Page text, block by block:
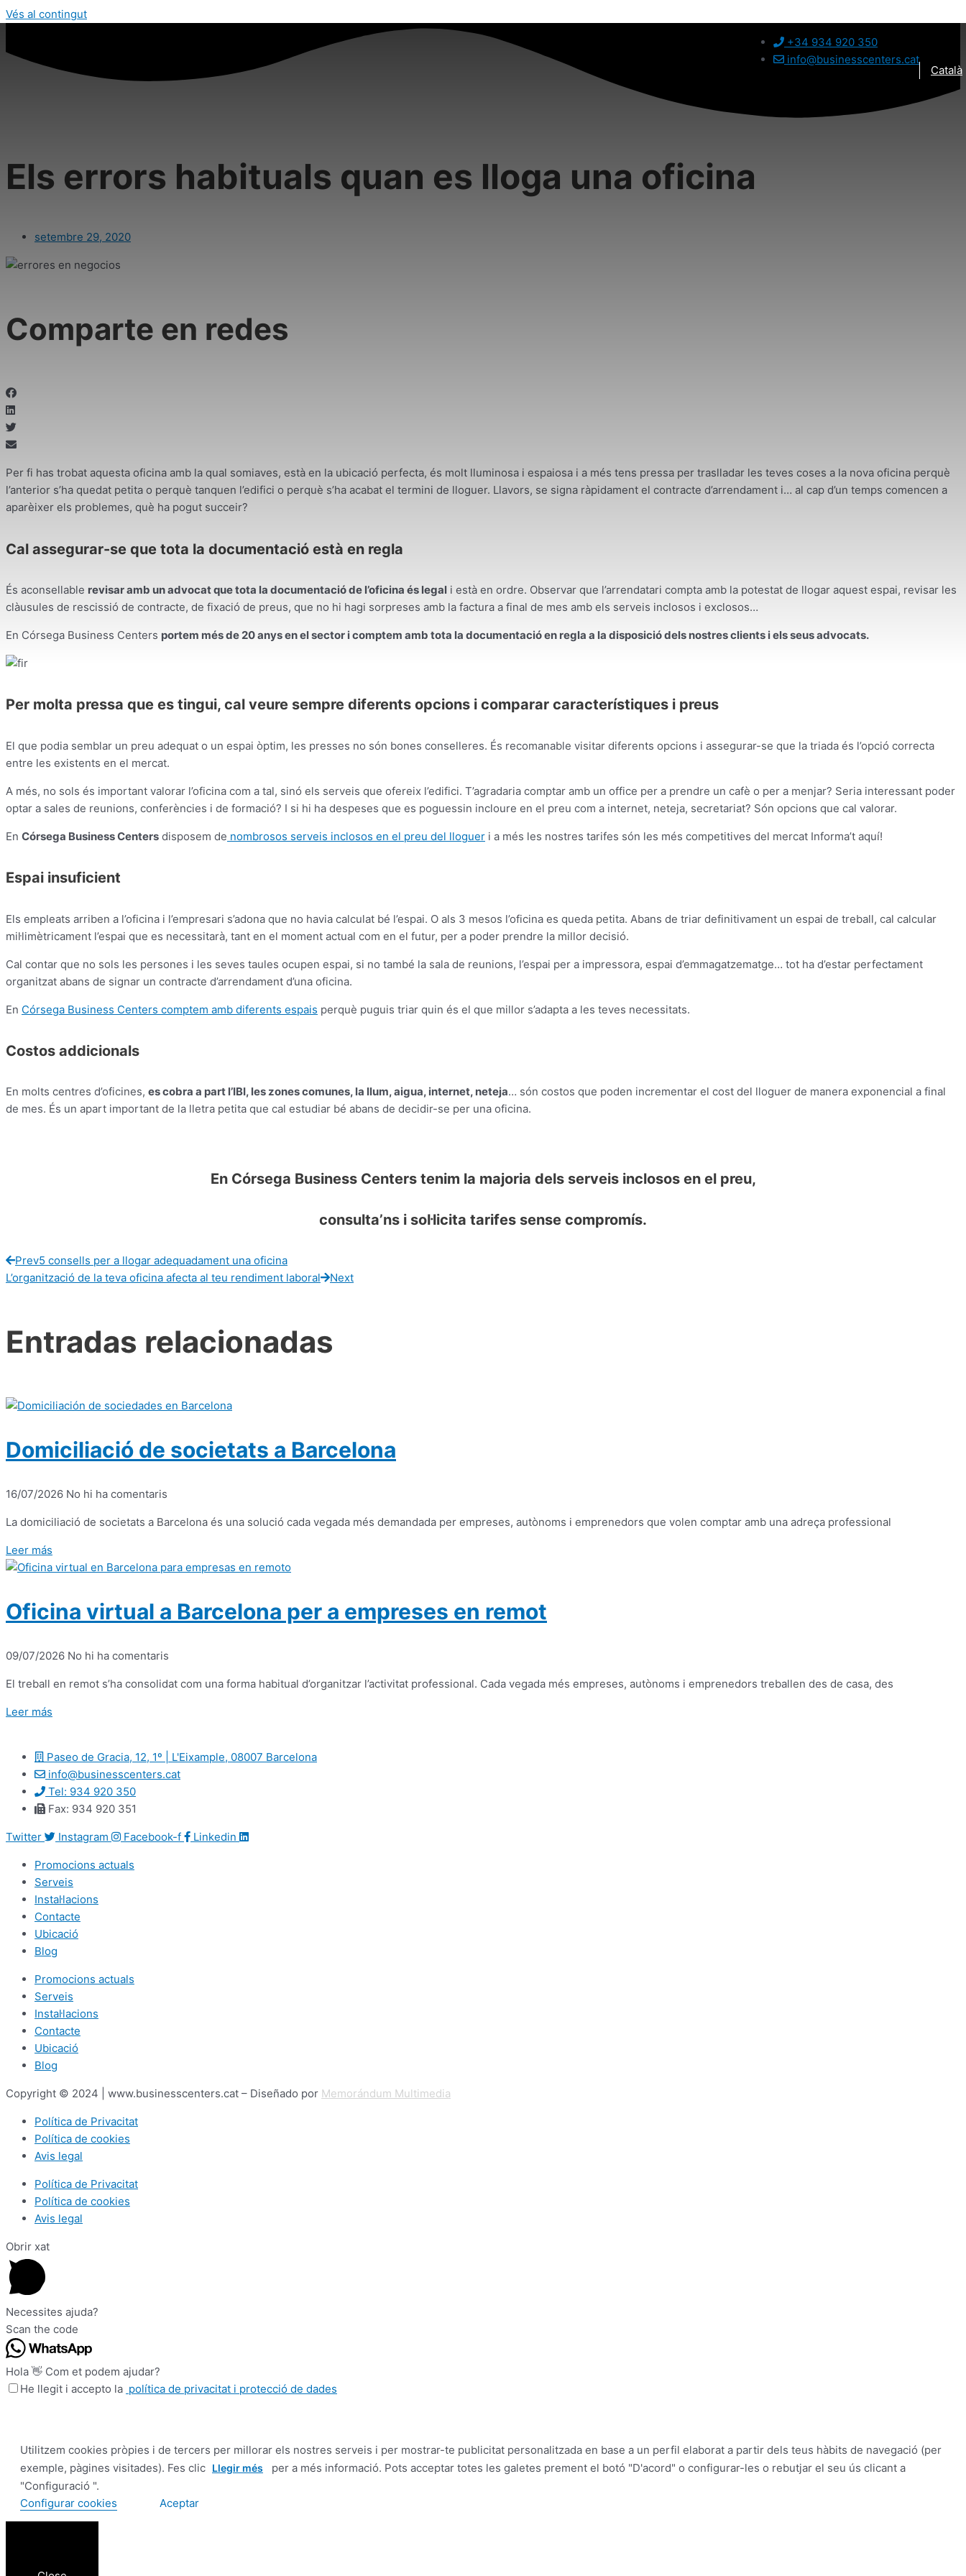
Vés al contingut
+34 934 920 350
info@businesscenters.cat
Català
Els errors habituals quan es lloga una oficina
setembre 29, 2020
Comparte en redes
Per fi has trobat aquesta oficina amb la qual somiaves, està en la ubicació perfecta, és molt lluminosa i espaiosa i a més tens pressa per traslladar les teves coses a la nova oficina perquè
l’anterior s’ha quedat petita o perquè tanquen l’edifici o perquè s’ha acabat el termini de lloguer. Llavors, se signa ràpidament el contracte d’arrendament i… al cap d’un temps comencen a
aparèixer els problemes, què ha pogut succeir?
Cal assegurar-se que tota la documentació està en regla
És aconsellable revisar amb un advocat que tota la documentació de l’oficina és legal i està en ordre. Observar que l’arrendatari compta amb la potestat de llogar aquest espai, revisar les
clàusules de rescissió de contracte, de fixació de preus, que no hi hagi sorpreses amb la factura a final de mes amb els serveis inclosos i exclosos…
En Córsega Business Centers portem més de 20 anys en el sector i comptem amb tota la documentació en regla a la disposició dels nostres clients i els seus advocats.
Per molta pressa que es tingui, cal veure sempre diferents opcions i comparar característiques i preus
El que podia semblar un preu adequat o un espai òptim, les presses no són bones conselleres. És recomanable visitar diferents opcions i assegurar-se que la triada és l’opció correcta
entre les existents en el mercat.
A més, no sols és important valorar l’oficina com a tal, sinó els serveis que ofereix l’edifici. T’agradaria comptar amb un office per a prendre un cafè o per a menjar? Seria interessant poder
optar a sales de reunions, conferències i de formació? I si hi ha despeses que es poguessin incloure en el preu com a internet, neteja, secretariat? Són opcions que cal valorar.
En Córsega Business Centers disposem de nombrosos serveis inclosos en el preu del lloguer i a més les nostres tarifes són les més competitives del mercat Informa’t aquí!
Espai insuficient
Els empleats arriben a l’oficina i l’empresari s’adona que no havia calculat bé l’espai. O als 3 mesos l’oficina es queda petita. Abans de triar definitivament un espai de treball, cal calcular
mil·limètricament l’espai que es necessitarà, tant en el moment actual com en el futur, per a poder prendre la millor decisió.
Cal contar que no sols les persones i les seves taules ocupen espai, si no també la sala de reunions, l’espai per a impressora, espai d’emmagatzematge… tot ha d’estar perfectament
organitzat abans de signar un contracte d’arrendament d’una oficina.
En Córsega Business Centers comptem amb diferents espais perquè puguis triar quin és el que millor s’adapta a les teves necessitats.
Costos addicionals
En molts centres d’oficines, es cobra a part l’IBI, les zones comunes, la llum, aigua, internet, neteja… són costos que poden incrementar el cost del lloguer de manera exponencial a final
de mes. És un apart important de la lletra petita que cal estudiar bé abans de decidir-se per una oficina.
En Córsega Business Centers tenim la majoria dels serveis inclosos en el preu,
consulta’ns i sol·licita tarifes sense compromís.
Prev5 consells per a llogar adequadament una oficina
L’organització de la teva oficina afecta al teu rendiment laboral
Next
Entradas relacionadas
Domiciliació de societats a Barcelona
16/07/2026 No hi ha comentaris
La domiciliació de societats a Barcelona és una solució cada vegada més demandada per empreses, autònoms i emprenedors que volen comptar amb una adreça professional
Leer más
Oficina virtual a Barcelona per a empreses en remot
09/07/2026 No hi ha comentaris
El treball en remot s’ha consolidat com una forma habitual d’organitzar l’activitat professional. Cada vegada més empreses, autònoms i emprenedors treballen des de casa, des
Leer más
Paseo de Gracia, 12, 1º | L'Eixample, 08007 Barcelona
info@businesscenters.cat
Tel: 934 920 350
Fax: 934 920 351
Twitter Instagram Facebook-f Linkedin
Promocions actuals
Serveis
Instal·lacions
Contacte
Ubicació
Blog
Promocions actuals
Serveis
Instal·lacions
Contacte
Ubicació
Blog
Copyright © 2024 | www.businesscenters.cat – Diseñado por Memorándum Multimedia
Política de Privacitat
Política de cookies
Avis legal
Política de Privacitat
Política de cookies
Avis legal
Obrir xat
Necessites ajuda?
Scan the code
Hola 👋 Com et podem ajudar?
He llegit i accepto la política de privacitat i protecció de dades
Utilitzem cookies pròpies i de tercers per millorar els nostres serveis i per mostrar-te publicitat personalitzada en base a un perfil elaborat a partir dels teus hàbits de navegació (per
exemple, pàgines visitades). Fes clic Llegir més
per a més informació. Pots acceptar totes les galetes prement el botó "D'acord" o configurar-les o rebutjar el seu ús clicant a
"Configuració ".
Configurar cookies
Aceptar